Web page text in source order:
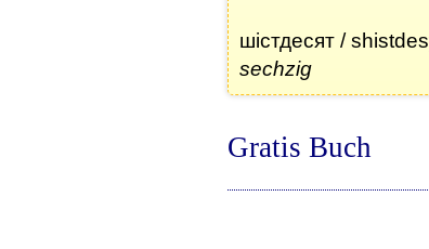
шістдесят /
sechzig
Gratis Buch